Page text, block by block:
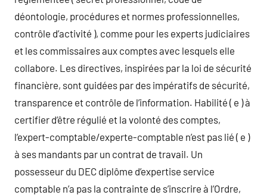
déontologie, procédures et normes professionnelles,
contrôle d’activité ), comme pour les experts judiciaires
et les commissaires aux comptes avec lesquels elle
collabore. Les directives, inspirées par la loi de sécurité
financière, sont guidées par des impératifs de sécurité,
transparence et contrôle de l’information. Habilité ( e ) à
certifier d’être régulié et la volonté des comptes,
l’expert-comptable/experte-comptable n’est pas lié ( e )
à ses mandants par un contrat de travail. Un
possesseur du DEC diplôme d’expertise service
comptable n’a pas la contrainte de s’inscrire à l’Ordre,